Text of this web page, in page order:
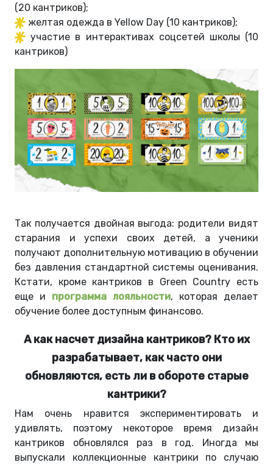
(20 кантриков);
желтая одежда в Yellow Day (10 кантриков);
участие в интерактивах соцсетей школы (10
кантриков)
Так получается двойная выгода: родители видят
старания и успехи своих детей, а ученики
получают дополнительную мотивацию в обучении
без давления стандартной системы оценивания.
Кстати, кроме кантриков в Green Country есть
еще и программа лояльности, которая делает
обучение более доступным финансово.
А как насчет дизайна кантриков? Кто их
разрабатывает, как часто они
обновляются, есть ли в обороте старые
кантрики?
Нам очень нравится экспериментировать и
удивлять, поэтому некоторое время дизайн
кантриков обновлялся раз в год. Иногда мы
выпускали коллекционные кантрики по случаю